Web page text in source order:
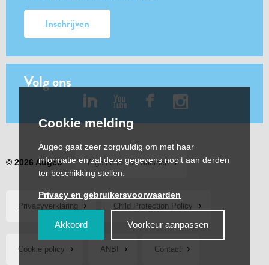
Cookie melding
Augeo gaat zeer zorgvuldig om met haar
informatie en zal deze gegevens nooit aan derden
ter beschikking stellen.
Privacy en gebruikersvoorwaarden
Akkoord Voorkeur aanpassen
Inschrijven
Volg ons
© 2026 Augeo Algemene voorwaarden
Privacyverklaring Child Protection Policy
Cookie policy ANBI Contact